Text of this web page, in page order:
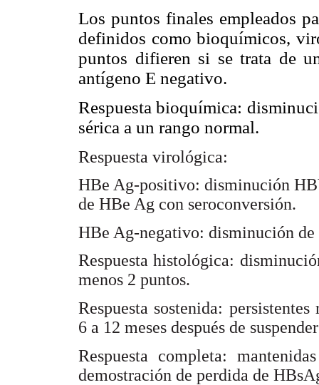
Los puntos finales empleados
definidos como bioquímicos,
puntos difieren si se trata de
antígeno E negativo.
Respuesta bioquímica:
sérica a un rango normal.
Respuesta virológica:
HBe Ag-positivo: disminución
de HBe Ag con seroconversión.
HBe Ag-negativo: disminución
Respuesta histológica:
menos 2 puntos.
Respuesta sostenida:
6 a 12 meses después de
Respuesta completa:
demostración de perdida de